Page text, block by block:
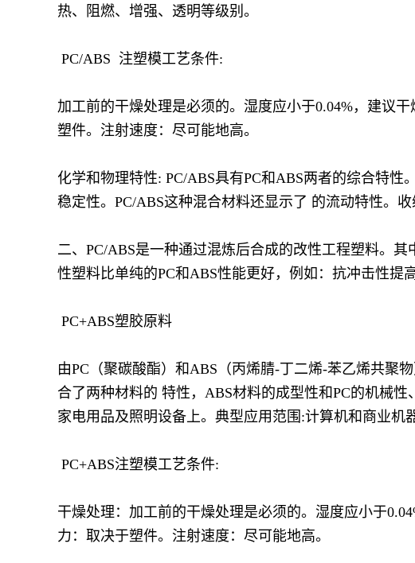
热、阻燃、增强、透明等级别。
PC/ABS 注塑模工艺条件:
加工前的干燥处理是必须的。湿度应小于0.04%，建议
塑件。注射速度：尽可能地高。
化学和物理特性: PC/ABS具有PC和ABS两者的综合特
稳定性。PC/ABS这种混合材料还显示了 的流动特性。收
二、PC/ABS是一种通过混炼后合成的改性工程塑料。
性塑料比单纯的PC和ABS性能更好，例如：抗冲击性提
PC+ABS塑胶原料
由PC（聚碳酸酯）和ABS（丙烯腈-丁二烯-苯乙烯共聚
合了两种材料的 特性，ABS材料的成型性和PC的机械
家电用品及照明设备上。典型应用范围:计算机和商业机
PC+ABS注塑模工艺条件:
干燥处理：加工前的干燥处理是必须的。湿度应小于
力：取决于塑件。注射速度：尽可能地高。